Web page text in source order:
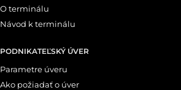
O terminálu
Návod k terminálu
PODNIKATEĽSKÝ ÚVER
Parametre úveru
Ako požiadať o úver